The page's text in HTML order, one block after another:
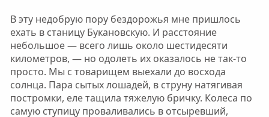
В эту недобрую пору бездорожья мне пришлось
ехать в станицу Букановскую. И расстояние
небольшое — всего лишь около шестидесяти
километров, — но одолеть их оказалось не так-то
просто. Мы с товарищем выехали до восхода
солнца. Пара сытых лошадей, в струну натягивая
постромки, еле тащила тяжелую бричку. Колеса по
самую ступицу проваливались в отсыревший,